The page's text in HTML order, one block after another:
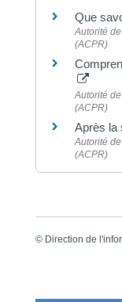
Que
Autorité
(ACPR)
Autorité
(ACPR)
Après la
Autorité
(ACPR)
© Direction de